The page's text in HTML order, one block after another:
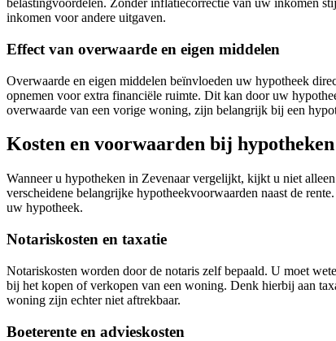
belastingvoordelen. Zonder inflatiecorrectie van uw inkomen
inkomen voor andere uitgaven.
Effect van overwaarde en eigen middelen
Overwaarde en eigen middelen beïnvloeden uw hypotheek
opnemen voor extra financiële ruimte. Dit kan door uw
overwaarde van een vorige woning, zijn belangrijk bij een
Kosten en voorwaarden bij
Wanneer u hypotheken in Zevenaar vergelijkt, kijkt u niet
verscheidene belangrijke hypotheekvoorwaarden naast de
uw hypotheek.
Notariskosten en taxatie
Notariskosten worden door de notaris zelf bepaald. U moet
bij het kopen of verkopen van een woning. Denk hierbij aan
woning zijn echter niet aftrekbaar.
Boeterente en advieskosten